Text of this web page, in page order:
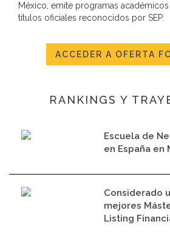
México, emite programas
títulos oficiales reconocidos por SEP.
ACCEDER A OFERTA
RANKINGS Y
Escuela de
en España en
Considerado
mejores
Listing